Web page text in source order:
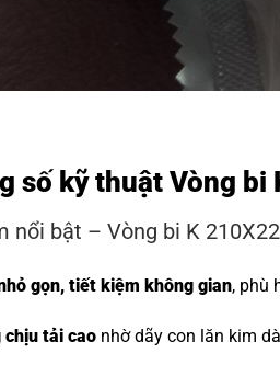
số kỹ thuật Vòng bi
nổi bật – Vòng bi K
gọn, tiết kiệm không gian, phù
chịu tải caonhờ dãy con lăn kim